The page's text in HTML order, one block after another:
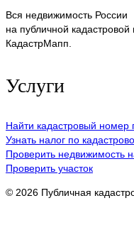
Вся недвижимость России
на публичной кадастровой
КадастрМапп.
Услуги
Найти кадастровый номер
Узнать налог по
Проверить недвижимость
Проверить участок
© 2026 Публичная